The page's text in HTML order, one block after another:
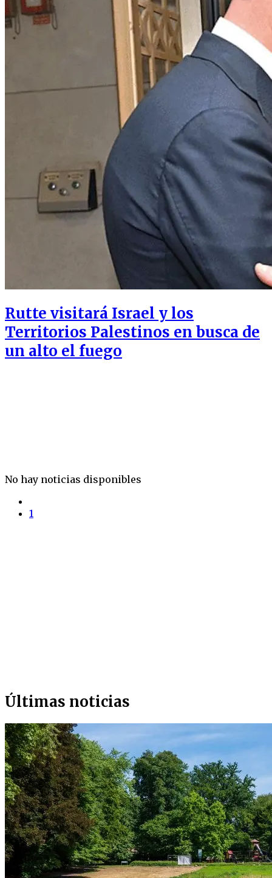
Rutte visitará Israel y los
Territorios Palestinos en busca de
un alto el fuego
No hay noticias disponibles
1
Últimas noticias